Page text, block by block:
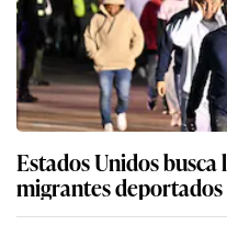
Estados Unidos
migrantes